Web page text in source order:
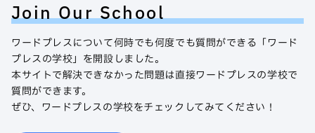
Join Our School
ワードプレスについて何時でも何度でも質問ができる「ワード
プレスの学校」を開設しました。
本サイトで解決できなかった問題は直接ワードプレスの学校で
質問ができます。
ぜひ、ワードプレスの学校をチェックしてみてください！